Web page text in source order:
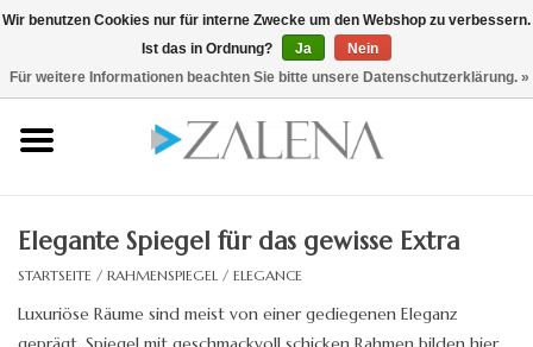
0 Artikel - €0,00 / hier zum B2B Shop
Rahmenspiegel
Lichtspiegel
Elegante Spiegel für das gewisse Extra
STARTSEITE / RAHMENSPIEGEL / ELEGANCE
Luxuriöse Räume sind meist von einer gediegenen Eleganz
Wir benutzen Cookies nur für interne Zwecke um den Webshop zu verbessern.
Ist das in Ordnung?
Ja
Nein
Für weitere Informationen beachten Sie bitte unsere Datenschutzerklärung. »